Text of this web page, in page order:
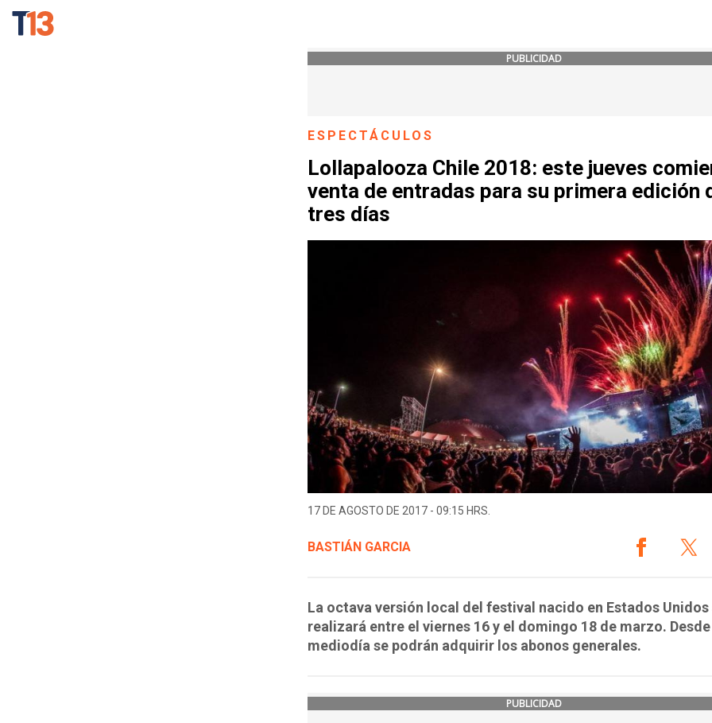
PUBLICIDAD
ESPECTÁCULOS
Lollapalooza Chile 2018: este jueves
venta de entradas para su primera edición
tres días
17 DE AGOSTO DE 2017 - 09:15 HRS.
BASTIÁN GARCIA
La octava versión local del festival nacido en Estados Unidos
realizará entre el viernes 16 y el domingo 18 de marzo. Desde
mediodía se podrán adquirir los abonos generales.
PUBLICIDAD